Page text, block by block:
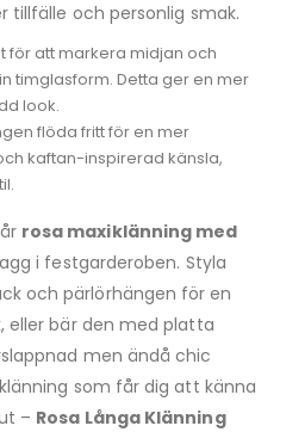
tillfälle och personlig smak.
för att markera midjan och
timglasform. Detta ger en mer
look.
flöda fritt för en mer
kaftan-inspirerad känsla,
rosa maxiklänning med
i festgarderoben. Styla
och pärlörhängen för en
eller bär den med platta
men ändå chic
som får dig att känna
– Rosa Långa Klänning